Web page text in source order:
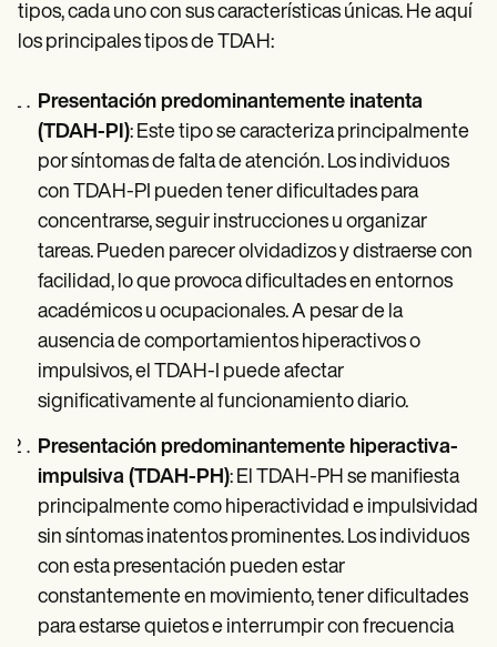
tipos, cada uno con sus características únicas. He aquí
los principales tipos de TDAH:
Presentación predominantemente inatenta
(TDAH-PI): Este tipo se caracteriza principalmente
por síntomas de falta de atención. Los individuos
con TDAH-PI pueden tener dificultades para
concentrarse, seguir instrucciones u organizar
tareas. Pueden parecer olvidadizos y distraerse con
facilidad, lo que provoca dificultades en entornos
académicos u ocupacionales. A pesar de la
ausencia de comportamientos hiperactivos o
impulsivos, el TDAH-I puede afectar
significativamente al funcionamiento diario.
Presentación predominantemente hiperactiva-
impulsiva (TDAH-PH): El TDAH-PH se manifiesta
principalmente como hiperactividad e impulsividad
sin síntomas inatentos prominentes. Los individuos
con esta presentación pueden estar
constantemente en movimiento, tener dificultades
para estarse quietos e interrumpir con frecuencia